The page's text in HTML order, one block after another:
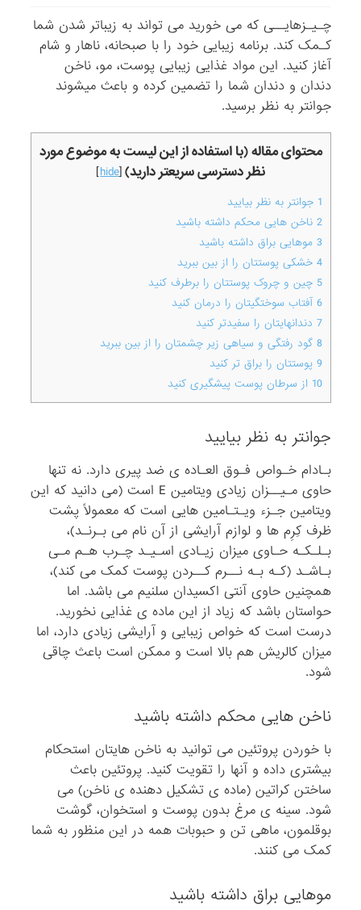
چـیـزهایــی که می خورید می تواند به زیباتر شدن شما
کـمک کند. برنامه زیبایی خود را با صبحانه، ناهار و شام
آغاز کنید. این مواد غذایی زیبایی پوست، مو، ناخن
دندان و دندان شما را تضمین کرده و باعث میشوند
جوانتر به نظر برسید.
محتوای مقاله (با استفاده از این لیست به موضوع مورد
نظر دسترسی سریعتر دارید)[
hide
]
1 جوانتر به نظر بیایید
2 ناخن هایی محکم داشته باشید
3 موهایی براق داشته باشید
4 خشکی پوستتان را از بین ببرید
5 چین و چروک پوستتان را برطرف کنید
6 آفتاب سوختگیتان را درمان کنید
7 دندانهایتان را سفیدتر کنید
8 گود رفتگی و سیاهی زیر چشمتان را از بین ببرید
9 پوستتان را براق تر کنید
10 از سرطان پوست پیشگیری کنید
جوانتر به نظر بیایید
بـادام خـواص فـوق العـاده ی ضد پیری دارد. نه تنها
حاوی مـیــزان زیادی ویتامین E است (می دانید که این
ویتامین جـزء ویـتـامین هایی است که معمولاً پشت
ظرف کِرِم ها و لوازم آرایشی از آن نام می بـرنـد)،
بـلـکـه حـاوی میزان زیـادی اسـیـد چـرب هـم مـی
بـاشـد (کـه بـه نــرم کــردن پوست کمک می کند)،
همچنین حاوی آنتی اکسیدان سلنیم می باشد. اما
حواستان باشد که زیاد از این ماده ی غذایی نخورید.
درست است که خواص زیبایی و آرایشی زیادی دارد، اما
میزان کالریش هم بالا است و ممکن است باعث چاقی
شود.
ناخن هایی محکم داشته باشید
با خوردن پروتئین می توانید به ناخن هایتان استحکام
بیشتری داده و آنها را تقویت کنید. پروتئین باعث
ساختن کراتین (ماده ی تشکیل دهنده ی ناخن) می
شود. سینه ی مرغ بدون پوست و استخوان، گوشت
بوقلمون، ماهی تن و حبوبات همه در این منظور به شما
کمک می کنند.
موهایی براق داشته باشید